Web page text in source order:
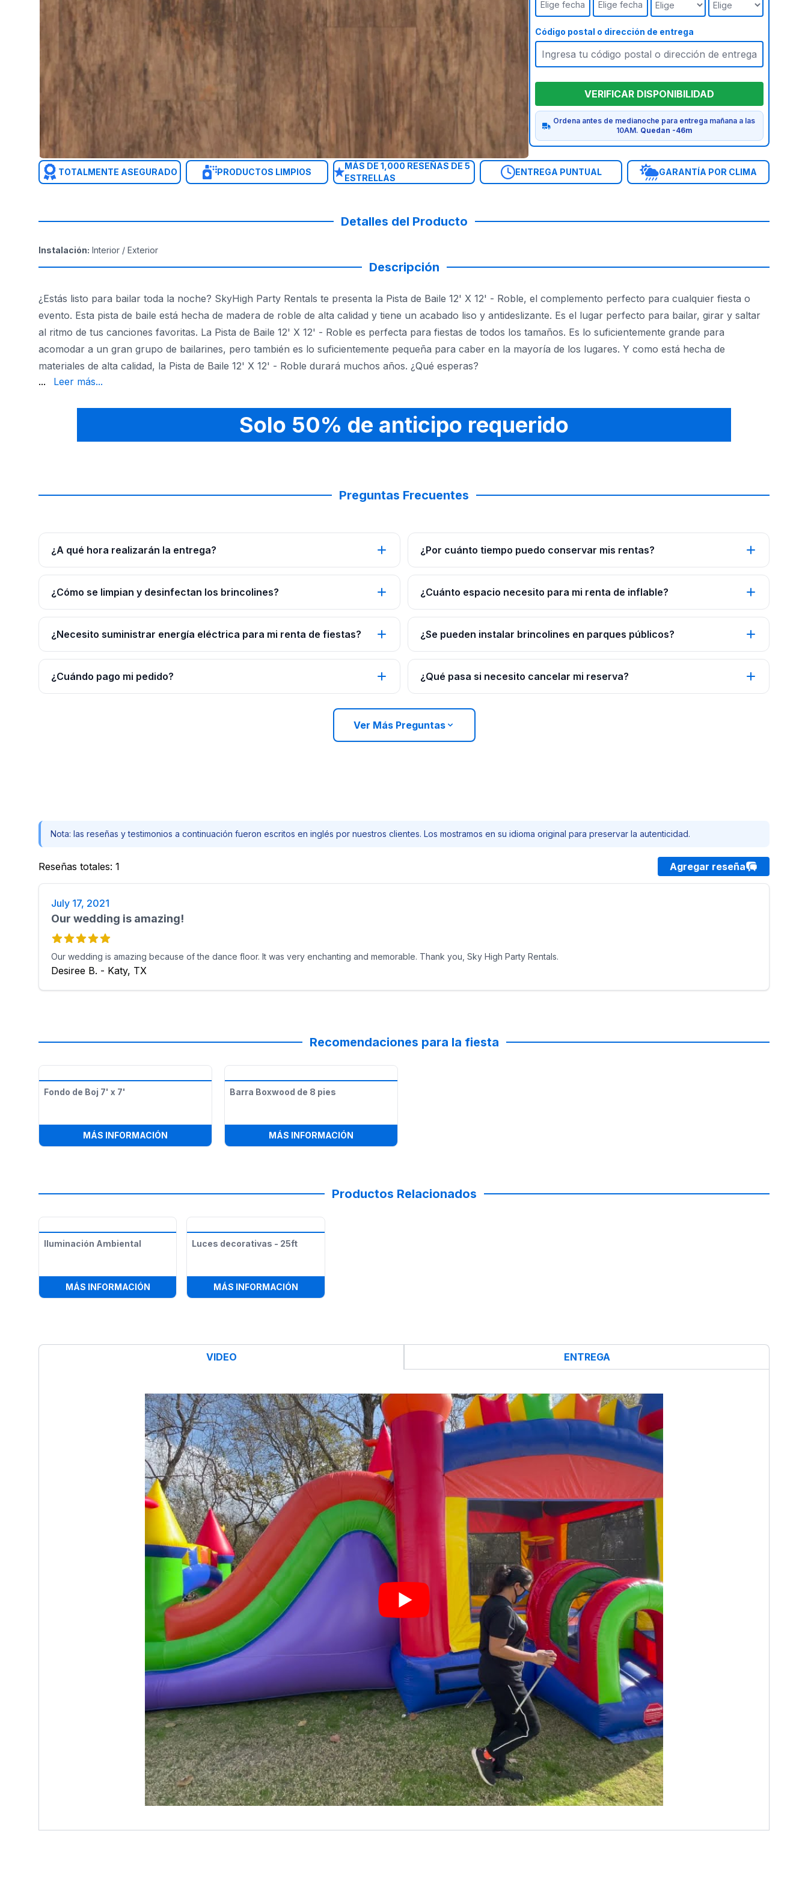
Elige fecha
Elige fecha
Código postal o dirección de entrega
VERIFICAR DISPONIBILIDAD
Ordena antes de medianoche para entrega mañana a las
10AM. Quedan -46m
TOTALMENTE ASEGURADO PRODUCTOS LIMPIOS
MÁS DE 1,000 RESEÑAS DE 5
ESTRELLAS
ENTREGA PUNTUAL GARANTÍA POR CLIMA
Detalles del Producto
Instalación: Interior / Exterior
Descripción
¿Estás listo para bailar toda la noche? SkyHigh Party Rentals te presenta la Pista de Baile 12' X 12' - Roble, el complemento perfecto para cualquier fiesta o
evento. Esta pista de baile está hecha de madera de roble de alta calidad y tiene un acabado liso y antideslizante. Es el lugar perfecto para bailar, girar y saltar
al ritmo de tus canciones favoritas. La Pista de Baile 12' X 12' - Roble es perfecta para fiestas de todos los tamaños. Es lo suficientemente grande para
acomodar a un gran grupo de bailarines, pero también es lo suficientemente pequeña para caber en la mayoría de los lugares. Y como está hecha de
materiales de alta calidad, la Pista de Baile 12' X 12' - Roble durará muchos años. ¿Qué esperas?
para divertirte!
... Leer más...
Solo 50% de anticipo requerido
Preguntas Frecuentes
¿A qué hora realizarán la entrega? ¿Por cuánto tiempo puedo conservar mis rentas?
¿Cómo se limpian y desinfectan los brincolines? ¿Cuánto espacio necesito para mi renta de inflable?
¿Necesito suministrar energía eléctrica para mi renta de fiestas? ¿Se pueden instalar brincolines en parques públicos?
¿Cuándo pago mi pedido? ¿Qué pasa si necesito cancelar mi reserva?
Ver Más Preguntas
Nota: las reseñas y testimonios a continuación fueron escritos en inglés por nuestros clientes. Los mostramos en su idioma original para preservar la autenticidad.
Reseñas totales: 1 Agregar reseña
July 17, 2021
Our wedding is amazing!
Our wedding is amazing because of the dance floor. It was very enchanting and memorable. Thank you, Sky High Party Rentals.
Desiree B. - Katy, TX
Recomendaciones para la fiesta
Fondo de Boj 7' x 7'
MÁS INFORMACIÓN
Barra Boxwood de 8 pies
MÁS INFORMACIÓN
Productos Relacionados
Iluminación Ambiental
MÁS INFORMACIÓN: ILUMINACIÓN AMBIENTAL
Luces decorativas - 25ft
MÁS INFORMACIÓN
VIDEO ENTREGA